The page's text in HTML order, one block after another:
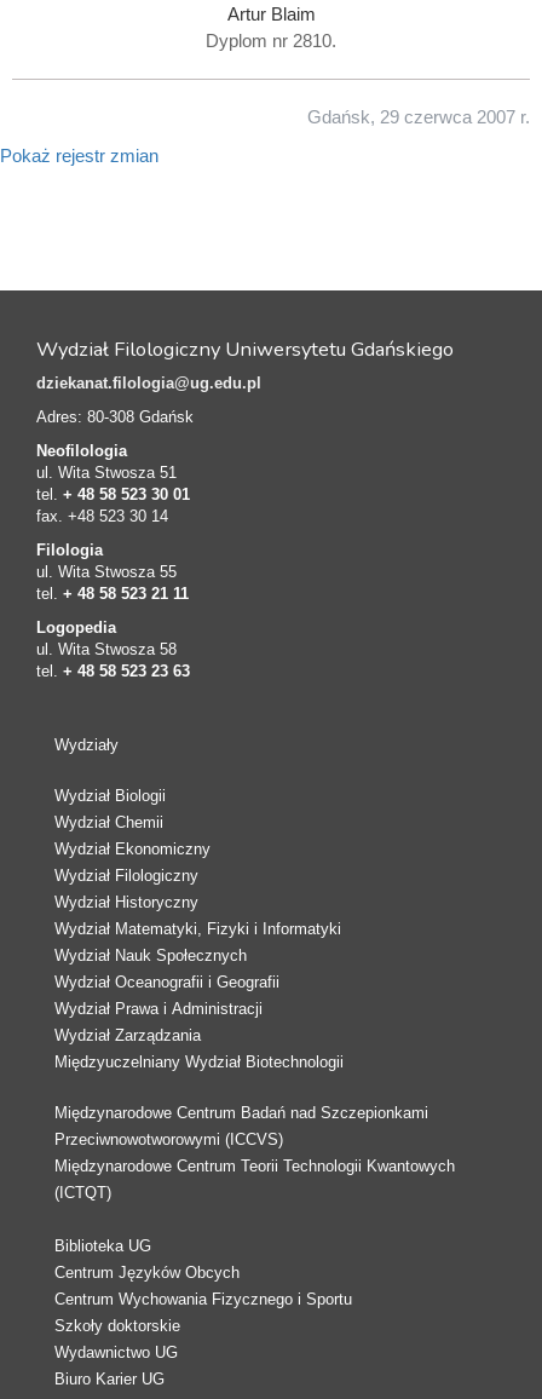
Artur Blaim
Dyplom nr 2810.
Gdańsk, 29 czerwca 2007 r.
Pokaż rejestr zmian
Wydział Filologiczny Uniwersytetu Gdańskiego
dziekanat.filologia@ug.edu.pl
Adres: 80-308 Gdańsk
Neofilologia
ul. Wita Stwosza 51
tel. + 48 58 523 30 01
fax. +48 523 30 14
Filologia
ul. Wita Stwosza 55
tel. + 48 58 523 21 11
Logopedia
ul. Wita Stwosza 58
tel. + 48 58 523 23 63
Wydziały
Wydział Biologii
Wydział Chemii
Wydział Ekonomiczny
Wydział Filologiczny
Wydział Historyczny
Wydział Matematyki, Fizyki i Informatyki
Wydział Nauk Społecznych
Wydział Oceanografii i Geografii
Wydział Prawa i Administracji
Wydział Zarządzania
Międzyuczelniany Wydział Biotechnologii
Międzynarodowe Centrum Badań nad Szczepionkami
Przeciwnowotworowymi (ICCVS)
Międzynarodowe Centrum Teorii Technologii Kwantowych
(ICTQT)
Biblioteka UG
Centrum Języków Obcych
Centrum Wychowania Fizycznego i Sportu
Szkoły doktorskie
Wydawnictwo UG
Biuro Karier UG